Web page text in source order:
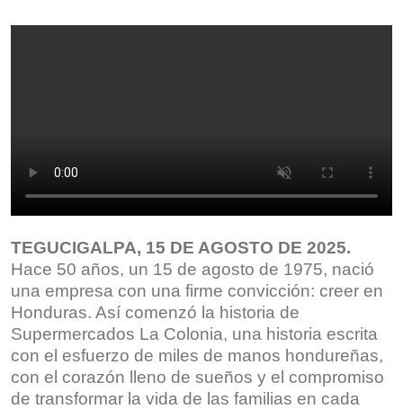
TEGUCIGALPA, 15 DE AGOSTO DE 2025.
Hace 50 años, un 15 de agosto de 1975, nació
una empresa con una firme convicción: creer en
Honduras. Así comenzó la historia de
Supermercados La Colonia, una historia escrita
con el esfuerzo de miles de manos hondureñas,
con el corazón lleno de sueños y el compromiso
de transformar la vida de las familias en cada